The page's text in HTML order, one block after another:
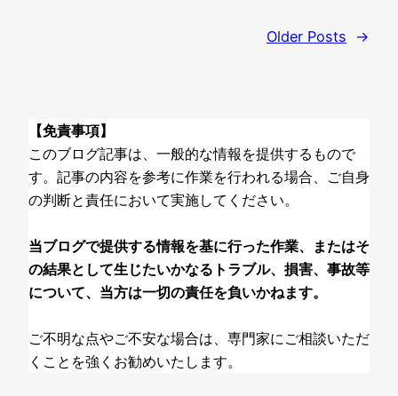
Older Posts →
【免責事項】
このブログ記事は、一般的な情報を提供するもので
す。記事の内容を参考に作業を行われる場合、ご自身
の判断と責任において実施してください。
当ブログで提供する情報を基に行った作業、またはそ
の結果として生じたいかなるトラブル、損害、事故等
について、当方は一切の責任を負いかねます。
ご不明な点やご不安な場合は、専門家にご相談いただ
くことを強くお勧めいたします。